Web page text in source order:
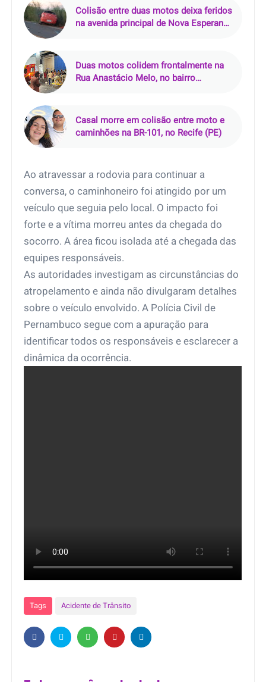
Colisão entre duas motos deixa feridos
na avenida principal de Nova Esperança
Duas motos colidem frontalmente na
Rua Anastácio Melo, no bairro
Casal morre em colisão entre moto e
caminhões na BR-101, no Recife (PE)
Ao atravessar a rodovia para continuar a
conversa, o caminhoneiro foi atingido por um
veículo que seguia pelo local. O impacto foi
forte e a vítima morreu antes da chegada do
socorro. A área ficou isolada até a chegada das
equipes responsáveis.
As autoridades investigam as circunstâncias do
atropelamento e ainda não divulgaram detalhes
sobre o veículo envolvido. A Polícia Civil de
Pernambuco segue com a apuração para
identificar todos os responsáveis e esclarecer a
dinâmica da ocorrência.
Tags Acidente de Trânsito